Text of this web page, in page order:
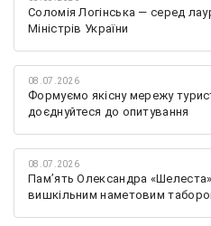
Соломія Логінська — серед
Міністрів України
08.07.2026
Формуємо якісну мережу
доєднуйтеся до опитування
08.07.2026
Памʼять Олександра
вишкільним наметовим